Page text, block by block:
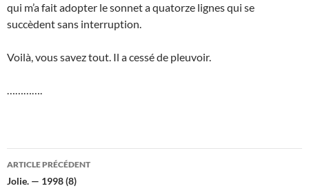
qui m’a fait adopter le sonnet a quatorze lignes qui se
succèdent sans interruption.
Voilà, vous savez tout. Il a cessé de pleuvoir.
………….
Navigation
des
ARTICLE PRÉCÉDENT
Jolie. — 1998 (8)